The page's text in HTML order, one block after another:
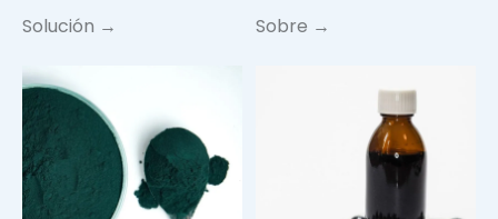
Solución → Sobre →